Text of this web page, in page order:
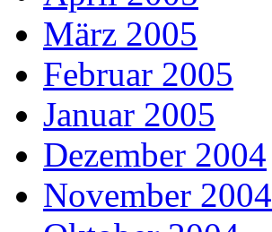
März 2005
Februar 2005
Januar 2005
Dezember 2004
November 2004